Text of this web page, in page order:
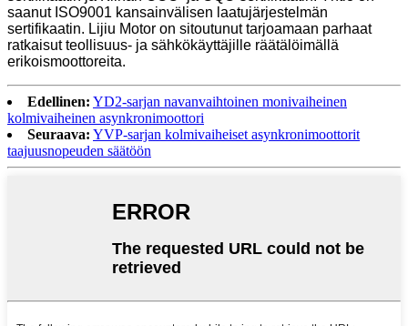
saanut ISO9001 kansainvälisen laatujärjestelmän
sertifikaatin. Lijiu Motor on sitoutunut tarjoamaan parhaat
ratkaisut teollisuus- ja sähkökäyttäjille räätälöimällä
erikoismoottoreita.
Edellinen: YD2-sarjan navanvaihtoinen monivaiheinen
kolmivaiheinen asynkronimoottori
Seuraava: YVP-sarjan kolmivaiheiset asynkronimoottorit
taajuusnopeuden säätöön